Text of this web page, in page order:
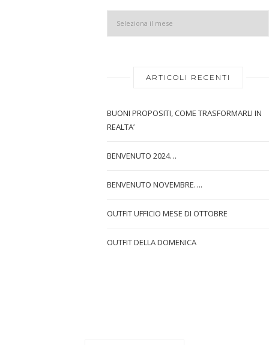
ARTICOLI RECENTI
BUONI PROPOSITI, COME TRASFORMARLI IN
REALTA’
BENVENUTO 2024…
BENVENUTO NOVEMBRE….
OUTFIT UFFICIO MESE DI OTTOBRE
OUTFIT DELLA DOMENICA